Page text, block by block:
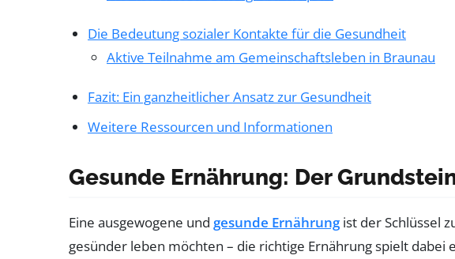
Die Bedeutung sozialer Kontakte für die Gesundheit
Aktive Teilnahme am Gemeinschaftsleben in Braunau
Fazit: Ein ganzheitlicher Ansatz zur Gesundheit
Weitere Ressourcen und Informationen
Gesunde Ernährung: Der
Eine ausgewogene und gesunde Ernährungist der Schlüssel
gesünder leben möchten – die richtige Ernährung spielt dabei